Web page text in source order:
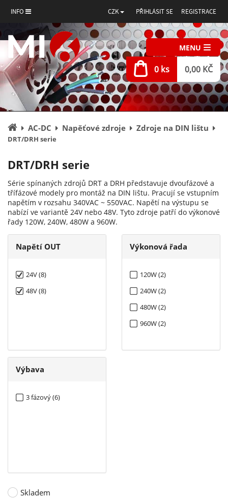
INFO CZK PŘIHLÁSIT SE REGISTRACE
MENU
0 ks 0,00 KČ
Úvodní
stránka
AC-DC Napěťové zdroje Zdroje na DIN lištu
DRT/DRH serie
DRT/DRH serie
Série spínaných zdrojů DRT a DRH představuje dvoufázové a
třífázové modely pro montáž na DIN lištu. Pracují se vstupním
napětím v rozsahu 340VAC ~ 550VAC. Napětí na výstupu se
nabízí ve variantě 24V nebo 48V. Tyto zdroje patří do výkonové
řady 120W, 240W, 480W a 960W.
Napětí OUT
24V (8)
48V (8)
Výkonová řada
120W (2)
240W (2)
480W (2)
960W (2)
Výbava
3 fázový (6)
Skladem